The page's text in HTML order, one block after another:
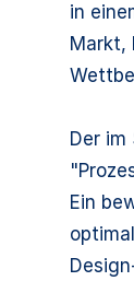
in
Markt,
Der im
Ein